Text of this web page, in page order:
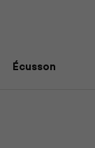
Écussons/